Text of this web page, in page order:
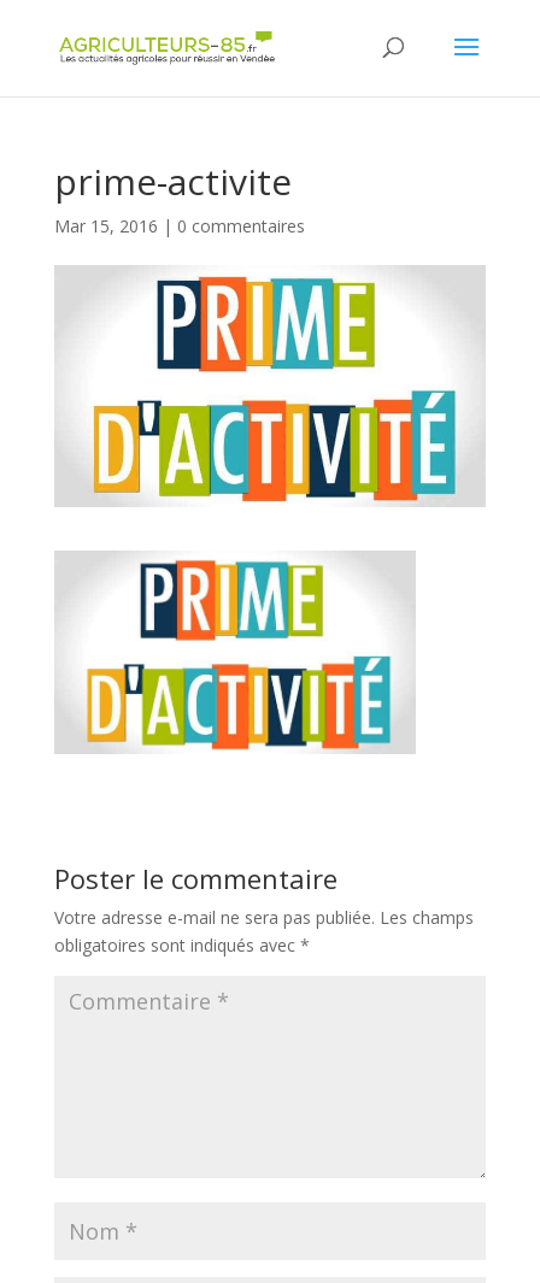
prime-activite
Mar 15, 2016 | 0 commentaires
Poster le commentaire
Votre adresse e-mail ne sera pas publiée. Les champs
obligatoires sont indiqués avec *